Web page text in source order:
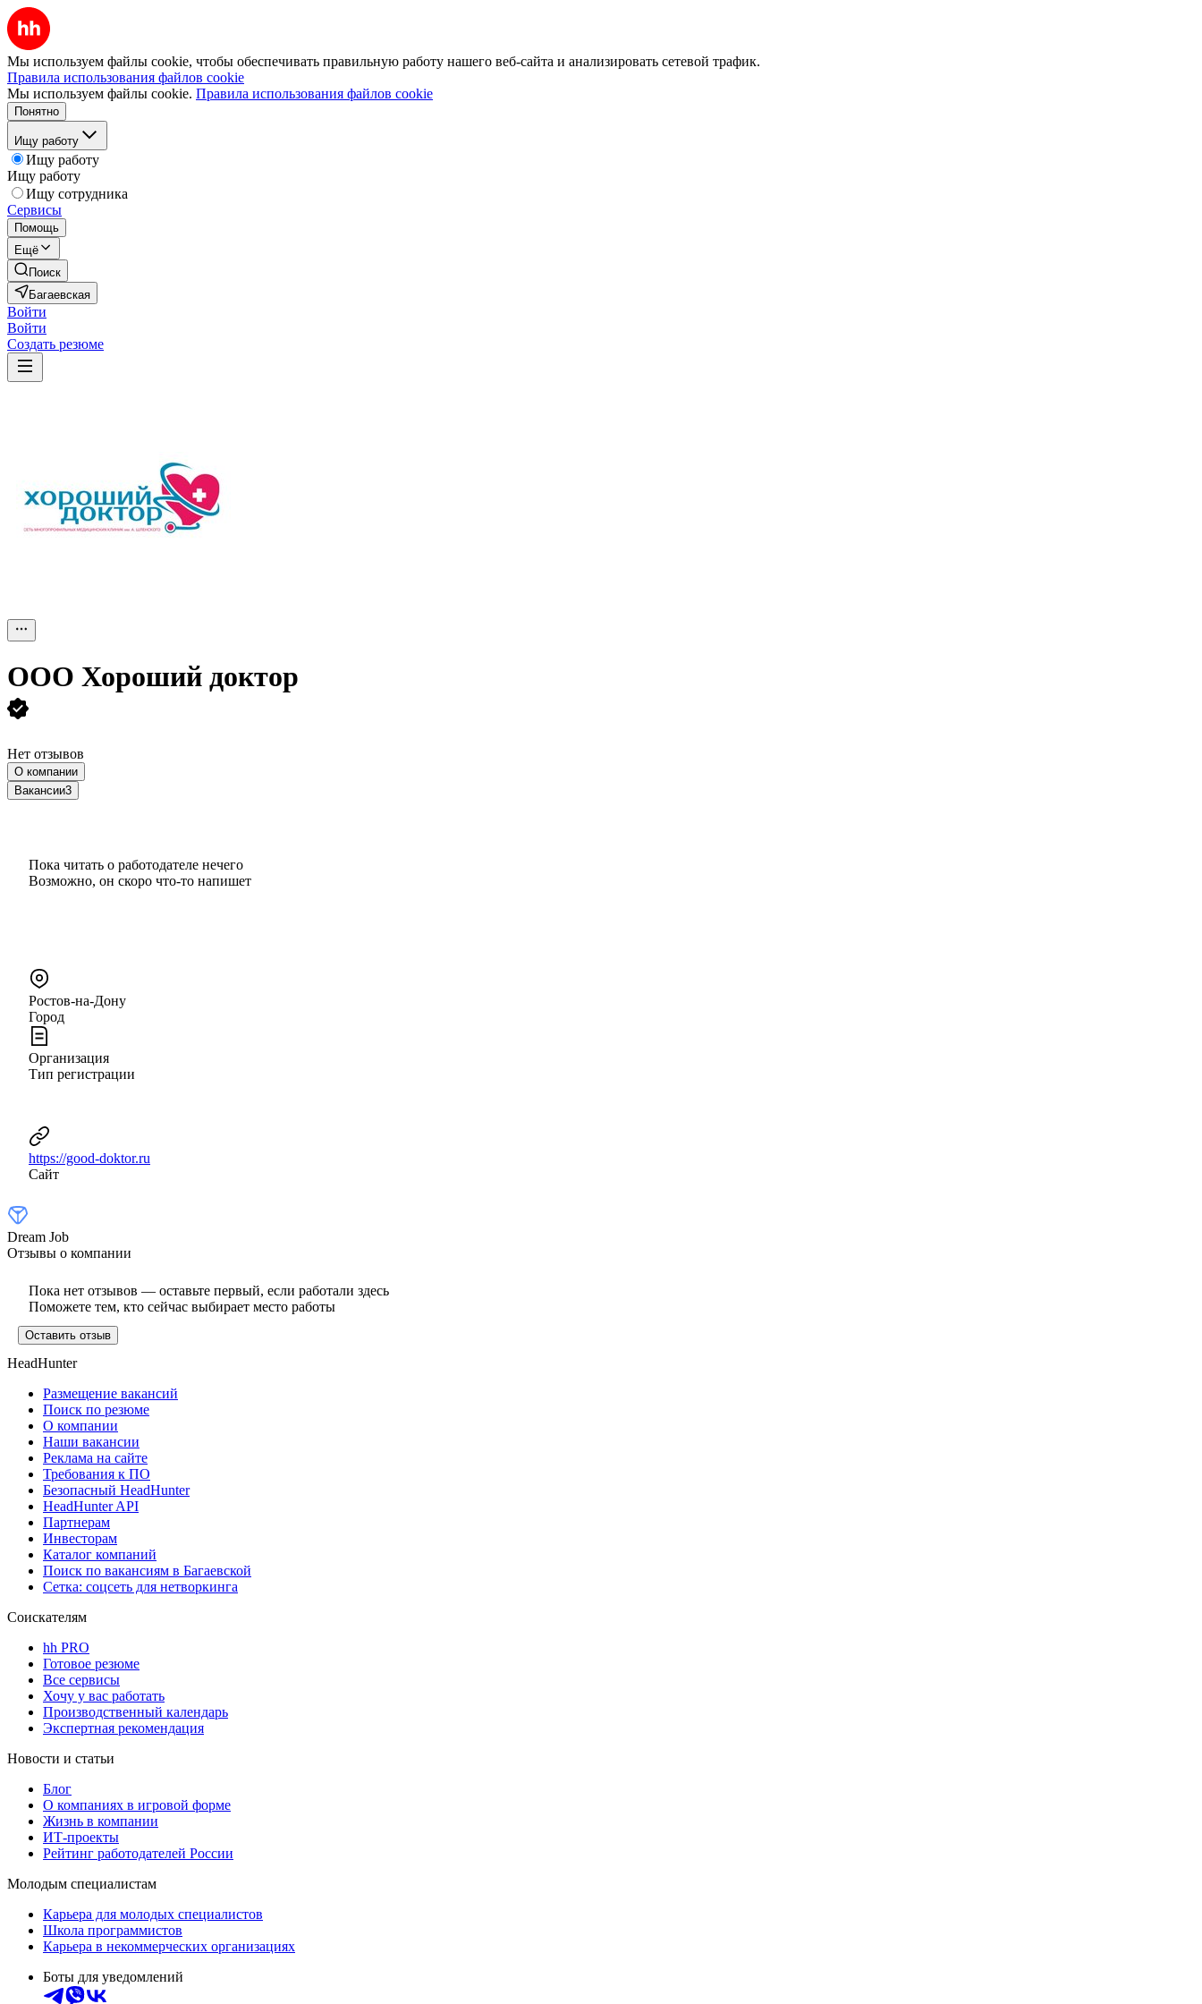
Мы используем файлы cookie, чтобы обеспечивать правильную работу нашего веб-сайта и анализировать сетевой трафик.
Правила использования файлов cookie
Мы используем файлы cookie. Правила использования файлов cookie
Понятно
Ищу работу
Ищу работу
Ищу работу
Ищу сотрудника
Сервисы
Помощь
Ещё
Поиск
Багаевская
Войти
Войти
Создать резюме
ООО Хороший доктор
Нет отзывов
О компании
Вакансии3
Пока читать о работодателе нечего
Возможно, он скоро что‑то напишет
Ростов-на-Дону
Город
Организация
Тип регистрации
https://good-doktor.ru
Сайт
Dream Job
Отзывы о компании
Пока нет отзывов — оставьте первый, если работали здесь
Поможете тем, кто сейчас выбирает место работы
Оставить отзыв
HeadHunter
Размещение вакансий
Поиск по резюме
О компании
Наши вакансии
Реклама на сайте
Требования к ПО
Безопасный HeadHunter
HeadHunter API
Партнерам
Инвесторам
Каталог компаний
Поиск по вакансиям в Багаевской
Сетка: соцсеть для нетворкинга
Соискателям
hh PRO
Готовое резюме
Все сервисы
Хочу у вас работать
Производственный календарь
Экспертная рекомендация
Новости и статьи
Блог
О компаниях в игровой форме
Жизнь в компании
ИТ-проекты
Рейтинг работодателей России
Молодым специалистам
Карьера для молодых специалистов
Школа программистов
Карьера в некоммерческих организациях
Боты для уведомлений